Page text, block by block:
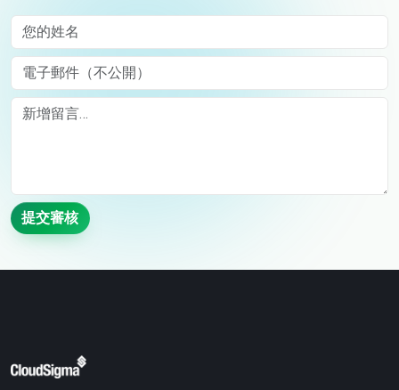
您的姓名
電子郵件（不公開）
Comment
提交審核